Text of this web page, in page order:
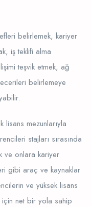
belirlemek, kariyer
iş teklifi alma
teşvik etmek, ağ
belirlemeye
mezunlarıyla
stajları sırasında
ve onlara kariyer
gibi araç ve kaynaklar
ve yüksek lisans
için net bir yola sahip